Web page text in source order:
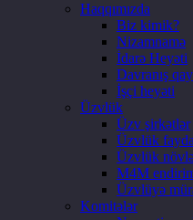
Haqqımızda
Biz kimik?
Nizamnamə
İdarə Heyəti
Davranış
İşçi heyəti
Üzvlük
Üzv şirkətlər
Üzvlük
Üzvlük
M4M
Üzvlüyə
Komitələr